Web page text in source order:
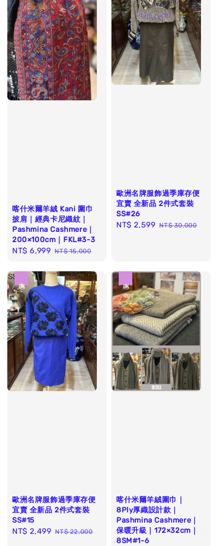
喀什米爾羊絨 Kani 圍巾
披肩｜經典卡尼織紋｜
Pashmina Cashmere｜
200×100cm｜FKL#3-3
Sale
NT$ 6,999 Regular
NT$ 15,000
歐洲名牌服飾過季庫存便
宜賣 全新品 2件式套裝
SS#26
Sale
NT$ 2,599 Regular
NT$ 30,000
歐洲名牌服飾過季庫存便
宜賣 全新品 2件式套裝
SS#15
Sale
NT$ 2,499 Regular
NT$ 22,000
喀什米爾羊絨圍巾｜
8Ply厚織設計款｜
Pashmina Cashmere｜
保暖升級｜172×32cm｜
8SM#1-6